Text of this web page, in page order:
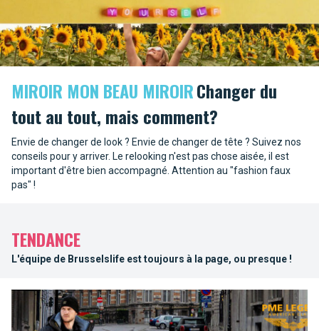
MIROIR MON BEAU MIROIRChanger du
tout au tout, mais comment?
Envie de changer de look ? Envie de changer de tête ? Suivez nos
conseils pour y arriver. Le relooking n'est pas chose aisée, il est
important d'être bien accompagné. Attention au "fashion faux
pas" !
TENDANCE
L'équipe de Brusselslife est toujours à la page, ou presque !